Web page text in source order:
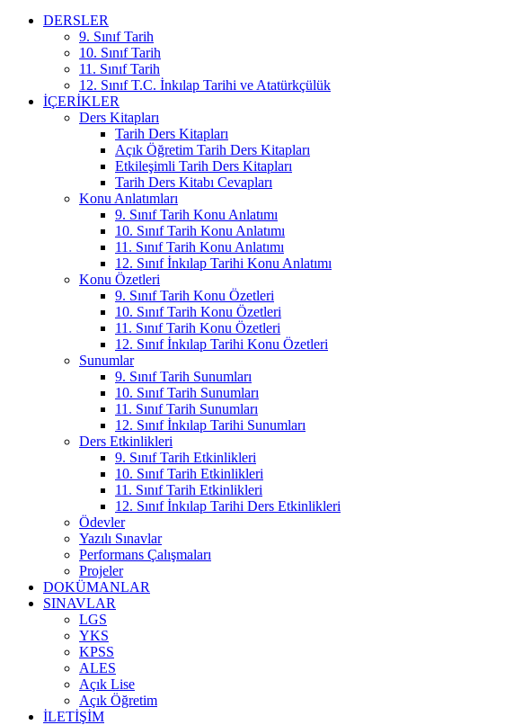
DERSLER
9. Sınıf Tarih
10. Sınıf Tarih
11. Sınıf Tarih
12. Sınıf T.C. İnkılap Tarihi ve Atatürkçülük
İÇERIKLER
Ders Kitapları
Tarih Ders Kitapları
Açık Öğretim Tarih Ders Kitapları
Etkileşimli Tarih Ders Kitapları
Tarih Ders Kitabı Cevapları
Konu Anlatımları
9. Sınıf Tarih Konu Anlatımı
10. Sınıf Tarih Konu Anlatımı
11. Sınıf Tarih Konu Anlatımı
12. Sınıf İnkılap Tarihi Konu Anlatımı
Konu Özetleri
9. Sınıf Tarih Konu Özetleri
10. Sınıf Tarih Konu Özetleri
11. Sınıf Tarih Konu Özetleri
12. Sınıf İnkılap Tarihi Konu Özetleri
Sunumlar
9. Sınıf Tarih Sunumları
10. Sınıf Tarih Sunumları
11. Sınıf Tarih Sunumları
12. Sınıf İnkılap Tarihi Sunumları
Ders Etkinlikleri
9. Sınıf Tarih Etkinlikleri
10. Sınıf Tarih Etkinlikleri
11. Sınıf Tarih Etkinlikleri
12. Sınıf İnkılap Tarihi Ders Etkinlikleri
Ödevler
Yazılı Sınavlar
Performans Çalışmaları
Projeler
DOKÜMANLAR
SINAVLAR
LGS
YKS
KPSS
ALES
Açık Lise
Açık Öğretim
İLETIŞIM